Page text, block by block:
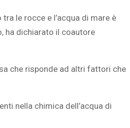
le rocce e l’acqua di mare è
ha dichiarato il coautore
che risponde ad altri fattori che
nella chimica dell’acqua di